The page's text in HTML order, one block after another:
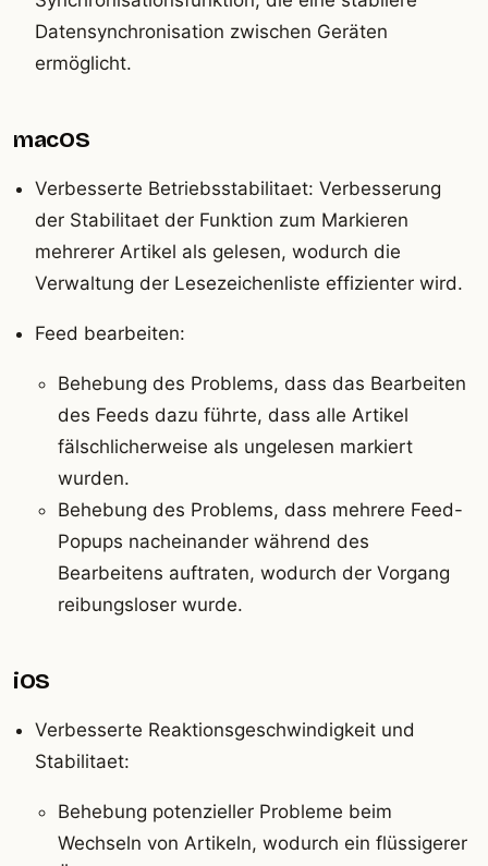
Datensynchronisation zwischen Geräten
ermöglicht.
macOS
Verbesserte Betriebsstabilitaet: Verbesserung
der Stabilitaet der Funktion zum Markieren
mehrerer Artikel als gelesen, wodurch die
Verwaltung der Lesezeichenliste effizienter wird.
Feed bearbeiten:
Behebung des Problems, dass das Bearbeiten
des Feeds dazu führte, dass alle Artikel
fälschlicherweise als ungelesen markiert
wurden.
Behebung des Problems, dass mehrere Feed-
Popups nacheinander während des
Bearbeitens auftraten, wodurch der Vorgang
reibungsloser wurde.
iOS
Verbesserte Reaktionsgeschwindigkeit und
Stabilitaet:
Behebung potenzieller Probleme beim
Wechseln von Artikeln, wodurch ein flüssigerer